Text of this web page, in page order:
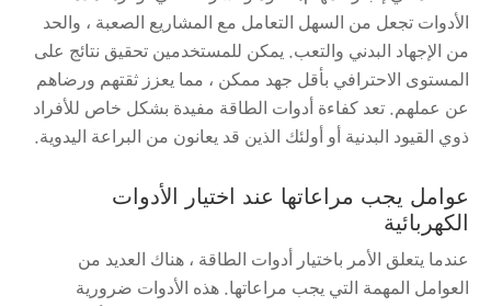
الأدوات تجعل من السهل التعامل مع المشاريع الصعبة ، والحد
من الإجهاد البدني والتعب. يمكن للمستخدمين تحقيق نتائج على
المستوى الاحترافي بأقل جهد ممكن ، مما يعزز ثقتهم ورضاهم
عن عملهم. تعد كفاءة أدوات الطاقة مفيدة بشكل خاص للأفراد
ذوي القيود البدنية أو أولئك الذين قد يعانون من البراعة اليدوية.
عوامل يجب مراعاتها عند اختيار الأدوات
الكهربائية
عندما يتعلق الأمر باختيار أدوات الطاقة ، هناك العديد من
العوامل المهمة التي يجب مراعاتها. هذه الأدوات ضرورية